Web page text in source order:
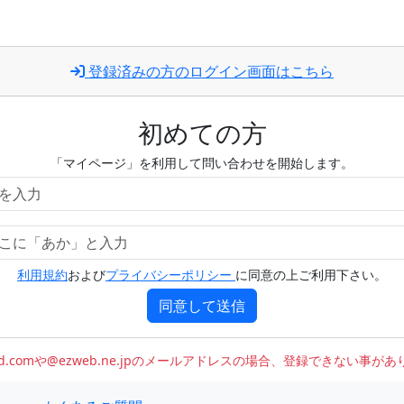
登録済みの方のログイン画面はこちら
初めての方
「マイページ」を利用して問い合わせを開始します。
利用規約およびプライバシーポリシー に同意の上ご利用下さい。
同意して送信
や@ezweb.ne.jpのメールアドレスの場合、登録できない事があ